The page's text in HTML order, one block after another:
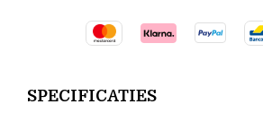
SPECIFICATIES